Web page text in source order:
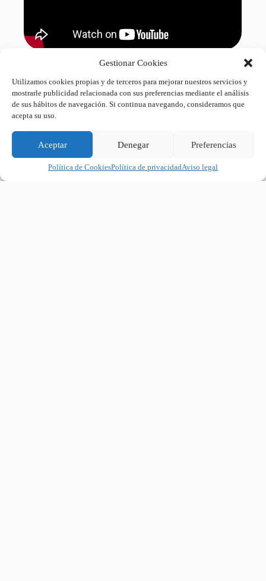
Gestionar Cookies
Utilizamos cookies propias y de terceros para mejorar nuestros servicios y
mostrarle publicidad relacionada con sus preferencias mediante el análisis
de sus hábitos de navegación. Si continua navegando, consideramos que
acepta su uso.
Aceptar Denegar Preferencias
Política de CookiesPolítica de privacidadAviso legal